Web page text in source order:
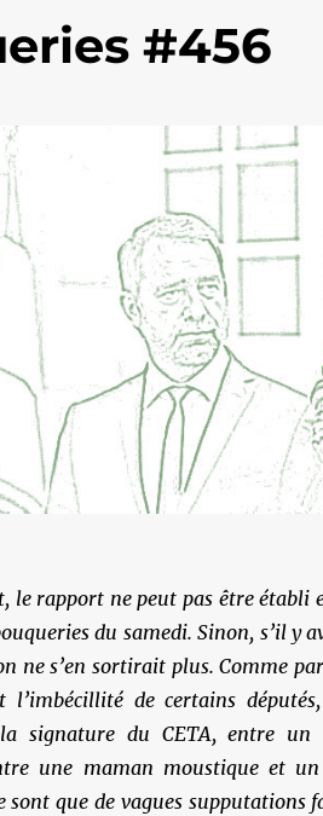
#456
le rapport ne peut pas être établi
du samedi. Sinon, s’il y
ne s’en sortirait plus. Comme
l’imbécillité de certains
signature du CETA, entre un
une maman moustique et un
sont que de vagues supputations